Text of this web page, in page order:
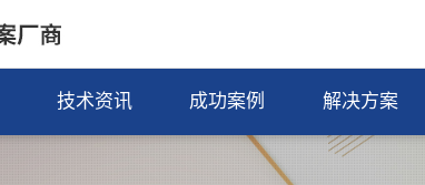
技术资讯 成功案例 解决方案